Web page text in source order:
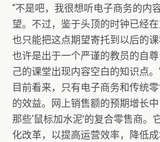
“不是吧，我很想听电子商务的内
望。不过，鉴于头顶的时钟已经在
也只能把这点期望寄托到以后的课
也许是出于一个严谨的教员的自
己的课堂出现内容空白的知识点。
目前看来，只有电子商务和传统
的效益。网上销售额的预期增长
那些‘鼠标加水泥’的复合零售商
化改革，以提高运营效率，降低成